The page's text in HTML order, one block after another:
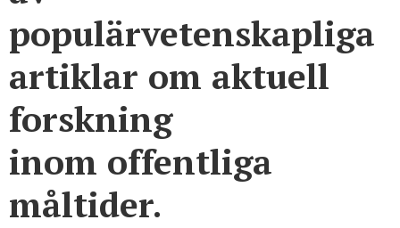
populärvetenskapliga
artiklar om aktuell
forskning
inom offentliga
måltider.